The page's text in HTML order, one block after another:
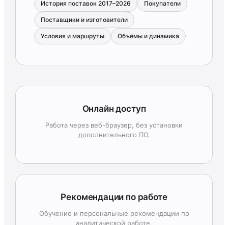
История поставок 2017–2026 Покупатели
Поставщики и изготовители
Условия и маршруты Объёмы и динамика
Онлайн доступ
Работа через веб-браузер, без установки
дополнительного ПО.
Рекомендации по работе
Обучение и персональные рекомендации по
аналитической работе.